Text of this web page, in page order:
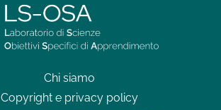
Chi siamo
Copyright e privacy policy